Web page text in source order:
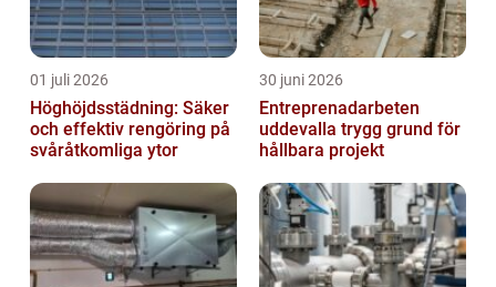
01 juli 2026
Höghöjdsstädning: Säker
och effektiv rengöring på
svåråtkomliga ytor
30 juni 2026
Entreprenadarbeten
uddevalla trygg grund för
hållbara projekt